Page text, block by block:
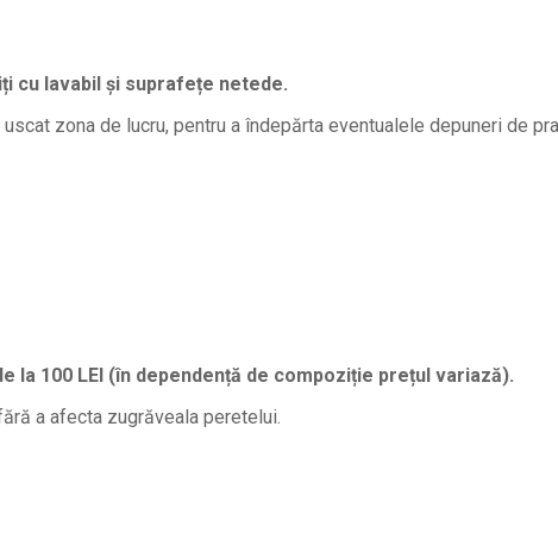
cu lavabil și suprafețe netede.
zona de lucru, pentru a îndepărta eventualele depuneri de
100 LEI (în dependență de compoziție prețul variază).
a afecta zugrăveala peretelui.